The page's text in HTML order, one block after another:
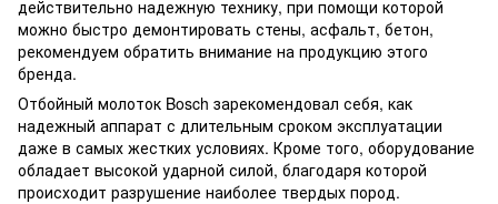
действительно надежную технику, при помощи которой
можно быстро демонтировать стены, асфальт, бетон,
рекомендуем обратить внимание на продукцию этого
бренда.
Отбойный молоток Bosch зарекомендовал себя, как
надежный аппарат с длительным сроком эксплуатации
даже в самых жестких условиях. Кроме того, оборудование
обладает высокой ударной силой, благодаря которой
происходит разрушение наиболее твердых пород.